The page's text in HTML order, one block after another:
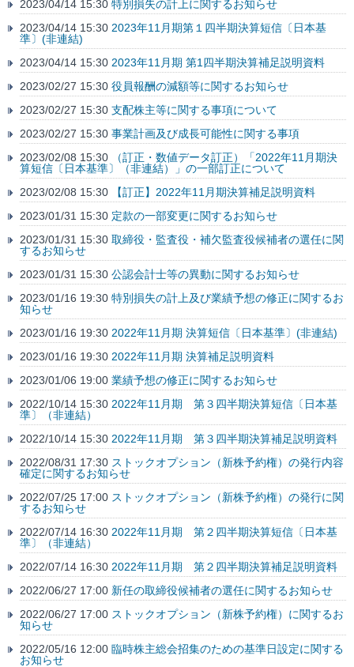
2023/04/14 15:30 特別損失の計上に関するお知らせ
2023/04/14 15:30 2023年11月期第１四半期決算短信〔日本基
準〕(非連結)
2023/04/14 15:30 2023年11月期 第1四半期決算補足説明資料
2023/02/27 15:30 役員報酬の減額等に関するお知らせ
2023/02/27 15:30 支配株主等に関する事項について
2023/02/27 15:30 事業計画及び成長可能性に関する事項
2023/02/08 15:30
（訂正・数値データ訂正）「2022年11月期決
算短信〔日本基準〕（非連結）」の一部訂正について
2023/02/08 15:30
【訂正】2022年11月期決算補足説明資料
2023/01/31 15:30 定款の一部変更に関するお知らせ
2023/01/31 15:30 取締役・監査役・補欠監査役候補者の選任に関
するお知らせ
2023/01/31 15:30 公認会計士等の異動に関するお知らせ
2023/01/16 19:30 特別損失の計上及び業績予想の修正に関するお
知らせ
2023/01/16 19:30 2022年11月期 決算短信〔日本基準〕(非連結)
2023/01/16 19:30 2022年11月期 決算補足説明資料
2023/01/06 19:00 業績予想の修正に関するお知らせ
2022/10/14 15:30 2022年11月期 第３四半期決算短信〔日本基
準〕（非連結）
2022/10/14 15:30 2022年11月期 第３四半期決算補足説明資料
2022/08/31 17:30 ストックオプション（新株予約権）の発行内容
確定に関するお知らせ
2022/07/25 17:00 ストックオプション（新株予約権）の発行に関
するお知らせ
2022/07/14 16:30 2022年11月期 第２四半期決算短信〔日本基
準〕（非連結）
2022/07/14 16:30 2022年11月期 第２四半期決算補足説明資料
2022/06/27 17:00 新任の取締役候補者の選任に関するお知らせ
2022/06/27 17:00 ストックオプション（新株予約権）に関するお
知らせ
2022/05/16 12:00 臨時株主総会招集のための基準日設定に関する
お知らせ